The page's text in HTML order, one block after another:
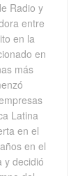
Radio y
entre
en la
en
más
Latina
en el
en el
y decidió